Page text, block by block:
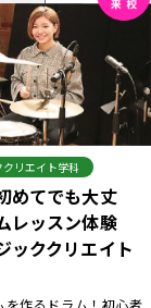
クリエイト学科
めてでも大丈
レッスン体験
ッククリエイト
を作るドラム！初心者